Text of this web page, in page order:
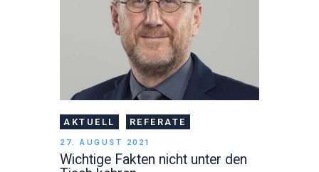
AKTUELL REFERATE
27. AUGUST 2021
Wichtige Fakten nicht unter den